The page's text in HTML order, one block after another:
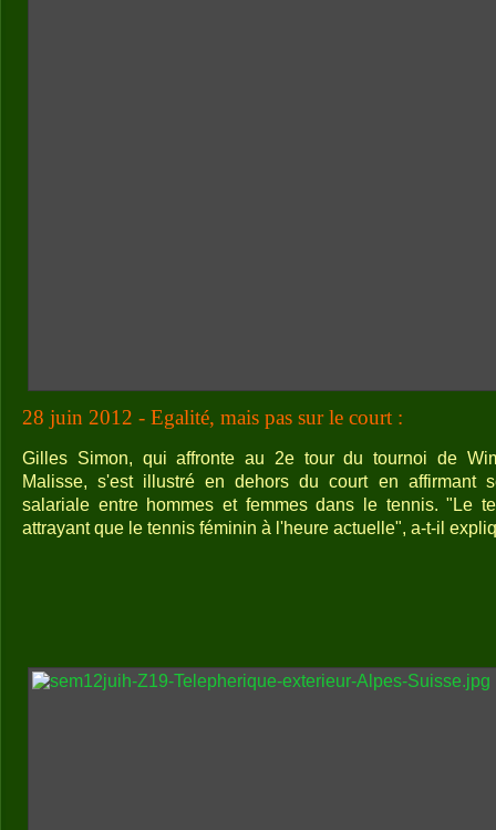
28 juin 2012 - Egalité, mais pas sur le court :
Gilles Simon, qui affronte au 2e tour du tournoi de
Malisse, s'est illustré en dehors du court en affirmant
salariale entre hommes et femmes dans le tennis. "Le
attrayant que le tennis féminin à l'heure actuelle", a-t-il